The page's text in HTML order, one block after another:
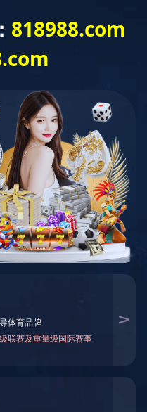
点!
确认已绑定，请尝试重载Web
CDN缓存；
；